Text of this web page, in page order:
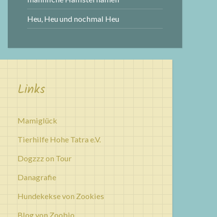
Heu, Heu und nochmal Heu
Links
Mamiglück
Tierhilfe Hohe Tatra e.V.
Dogzzz on Tour
Danagrafie
Hundekekse von Zookies
Blog von Zoobio